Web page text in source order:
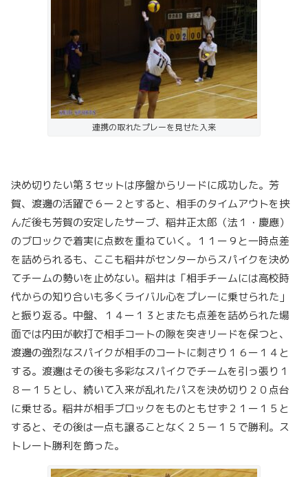
連携の取れたプレーを見せた入来
決め切りたい第３セットは序盤からリードに成功した。芳
賀、渡邊の活躍で６ー２とすると、相手のタイムアウトを挟
んだ後も芳賀の安定したサーブ、稲井正太郎（法１・慶應）
のブロックで着実に点数を重ねていく。１１ー９と一時点差
を詰められるも、ここも稲井がセンターからスパイクを決め
てチームの勢いを止めない。稲井は「相手チームには高校時
代からの知り合いも多くライバル心をプレーに乗せられた」
と振り返る。中盤、１４ー１３とまたも点差を詰められた場
面では内田が軟打で相手コートの隙を突きリードを保つと、
渡邊の強烈なスパイクが相手のコートに刺さり１６ー１４と
する。渡邊はその後も多彩なスパイクでチームを引っ張り１
８ー１５とし、続いて入来が乱れたパスを決め切り２０点台
に乗せる。稲井が相手ブロックをものともせず２１ー１５と
すると、その後は一点も譲ることなく２５ー１５で勝利。ス
トレート勝利を飾った。